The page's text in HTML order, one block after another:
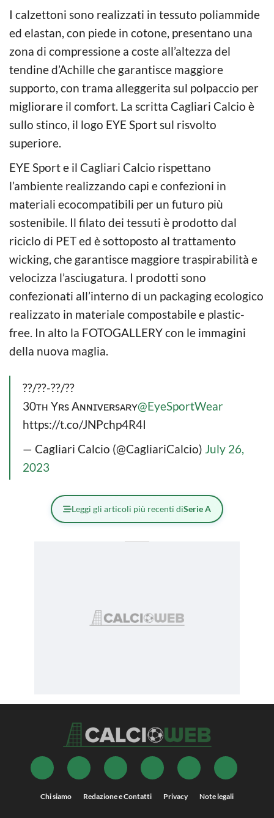
I calzettoni sono realizzati in tessuto poliammide
ed elastan, con piede in cotone, presentano una
zona di compressione a coste all’altezza del
tendine d’Achille che garantisce maggiore
supporto, con trama alleggerita sul polpaccio per
migliorare il comfort. La scritta Cagliari Calcio è
sullo stinco, il logo EYE Sport sul risvolto
superiore.
EYE Sport e il Cagliari Calcio rispettano
l’ambiente realizzando capi e confezioni in
materiali ecocompatibili per un futuro più
sostenibile. Il filato dei tessuti è prodotto dal
riciclo di PET ed è sottoposto al trattamento
wicking, che garantisce maggiore traspirabilità e
velocizza l’asciugatura. I prodotti sono
confezionati all’interno di un packaging ecologico
realizzato in materiale compostabile e plastic-
free. In alto la FOTOGALLERY con le immagini
della nuova maglia.
??/??-??/??
30ᴛʜ Yʀs Aɴɴɪᴠᴇʀsᴀʀʏ@EyeSportWear
https://t.co/JNPchp4R4I
— Cagliari Calcio (@CagliariCalcio) July 26,
2023
Leggi gli articoli più recenti diSerie A
Chi siamo Redazione e Contatti Privacy Note legali